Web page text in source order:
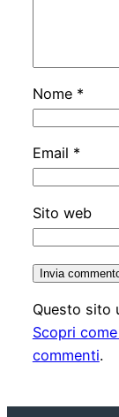
Nome *
Email *
Sito web
Questo sito
Scopri
commenti.